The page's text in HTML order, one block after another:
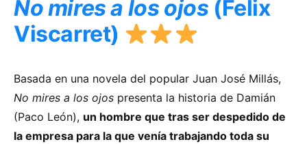
No mires a los ojos (Felix
Viscarret)
Basada en una novela del popular Juan José Millás,
No mires a los ojos presenta la historia de Damián
(Paco León), un hombre que tras ser despedido de
la empresa para la que venía trabajando toda su